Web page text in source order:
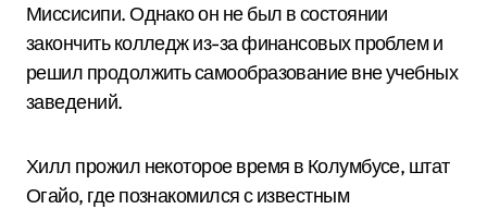
Миссисипи. Однако он не был в состоянии
закончить колледж из-за финансовых проблем и
решил продолжить самообразование вне учебных
заведений.
Хилл прожил некоторое время в Колумбусе, штат
Огайо, где познакомился с известным